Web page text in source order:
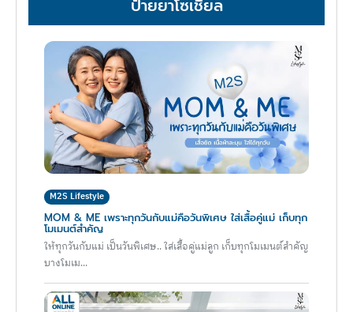
ป้ายยาโซเชียล
M2S Lifestyle
MOM & ME เพราะทุกวันกับแม่คือวันพิเศษ ใส่เสื้อคู่แม่ เก็บทุก
โมเมนต์สำคัญ
ให้ทุกวันกับแม่ เป็นวันพิเศษ.. ใส่เสื้อคู่แม่ลูก เก็บทุกโมเมนต์สำคัญ
บางโมเม...